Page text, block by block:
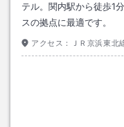
テル。関内駅から徒歩1
スの拠点に最適です。
アクセス： ＪＲ京浜東